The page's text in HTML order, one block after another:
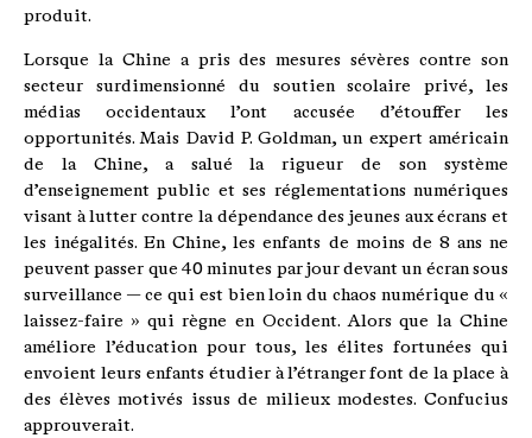
produit.
Lorsque la Chine a pris des mesures sévères contre son
secteur surdimensionné du soutien scolaire privé, les
médias occidentaux l’ont accusée d’étouffer les
opportunités. Mais David P. Goldman, un expert américain
de la Chine, a salué la rigueur de son système
d’enseignement public et ses réglementations numériques
visant à lutter contre la dépendance des jeunes aux écrans et
les inégalités. En Chine, les enfants de moins de 8 ans ne
peuvent passer que 40 minutes par jour devant un écran sous
surveillance — ce qui est bien loin du chaos numérique du «
laissez-faire » qui règne en Occident. Alors que la Chine
améliore l’éducation pour tous, les élites fortunées qui
envoient leurs enfants étudier à l’étranger font de la place à
des élèves motivés issus de milieux modestes. Confucius
approuverait.